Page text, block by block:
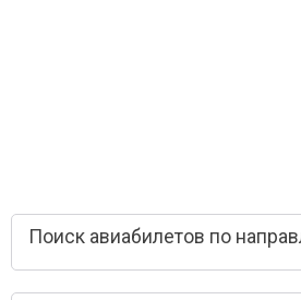
Поиск авиабилетов по